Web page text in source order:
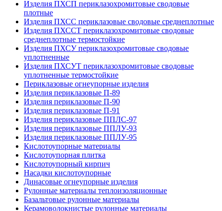
Изделия ПХСП периклазохромитовые сводовые
плотные
Изделия ПХСС периклазовые сводовые среднеплотные
Изделия ПХССТ периклазохромитовые сводовые
среднеплотные термостойкие
Изделия ПХСУ периклазохромитовые сводовые
уплотненные
Изделия ПХСУТ периклазохромитовые сводовые
уплотненные термостойкие
Периклазовые огнеупорные изделия
Изделия периклазовые П-89
Изделия периклазовые П-90
Изделия периклазовые П-91
Изделия периклазовые ППЛС-97
Изделия периклазовые ППЛУ-93
Изделия периклазовые ППЛУ-95
Кислотоупорные материалы
Кислотоупорная плитка
Кислотоупорный кирпич
Насадки кислотоупорные
Динасовые огнеупорные изделия
Рулонные материалы теплоизоляционные
Базальтовые рулонные материалы
Керамоволокнистые рулонные материалы